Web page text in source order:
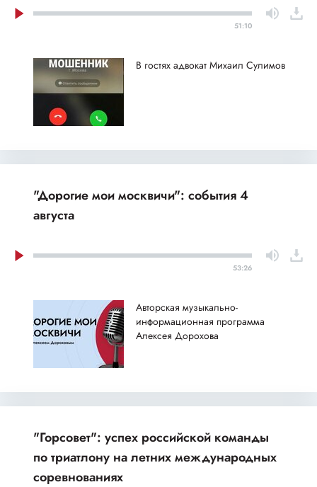
51:10
В гостях адвокат Михаил Сулимов
"Дорогие мои москвичи": события 4
августа
53:26
Авторская музыкально-
информационная программа
Алексея Дорохова
"Горсовет": успех российской команды
по триатлону на летних международных
соревнованиях